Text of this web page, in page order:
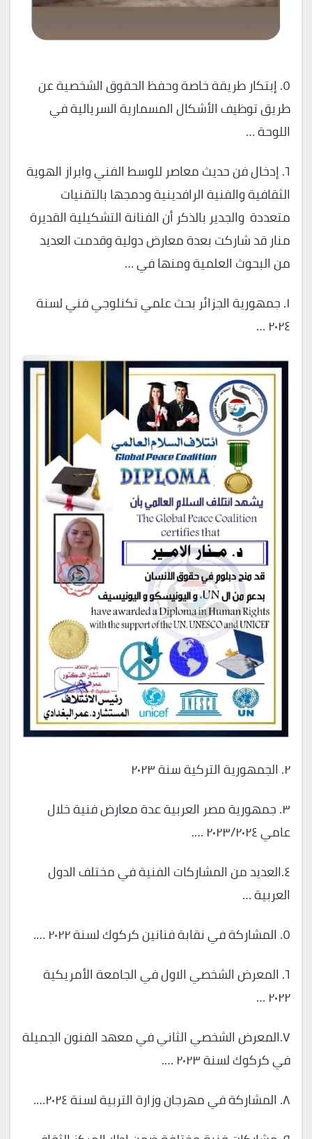
٥. إبتكار طريقة خاصة وحفظ الحقوق الشخصية عن
طريق توظيف الأشكال المسمارية السريالية في
اللوحة …
٦. إدخال فن حديث معاصر للوسط الفني وابراز الهوية
الثقافية والفنية الرافدينية ودمجها بالتقنيات
متعددة والجدير بالذكر أن الفنانة التشكيلية القديرة
منار قد شاركت بعدة معارض دولية وقدمت العديد
من البحوث العلمية ومنها في …
١. جمهورية الجزائر بحث علمي تكنلوجي فني لسنة
٢٠٢٤ …
٢. الجمهورية التركية سنة ٢٠٢٣
٣. جمهورية مصر العربية عدة معارض فنية خلال
عامي ٢٠٢٣/٢٠٢٤ ….
٤.العديد من المشاركات الفنية في مختلف الدول
العربية …
٥. المشاركة في نقابة فنانين كركوك لسنة ٢٠٢٢ ….
٦. المعرض الشخصي الاول في الجامعة الأمريكية
٢٠٢٢ …
٧.المعرض الشخصي الثاني في معهد الفنون الجميلة
في كركوك لسنة ٢٠٢٣ ….
٨. المشاركة في مهرجان وزارة التربية لسنة ٢٠٢٤….